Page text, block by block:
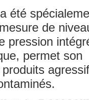
été
de
pression
permet son